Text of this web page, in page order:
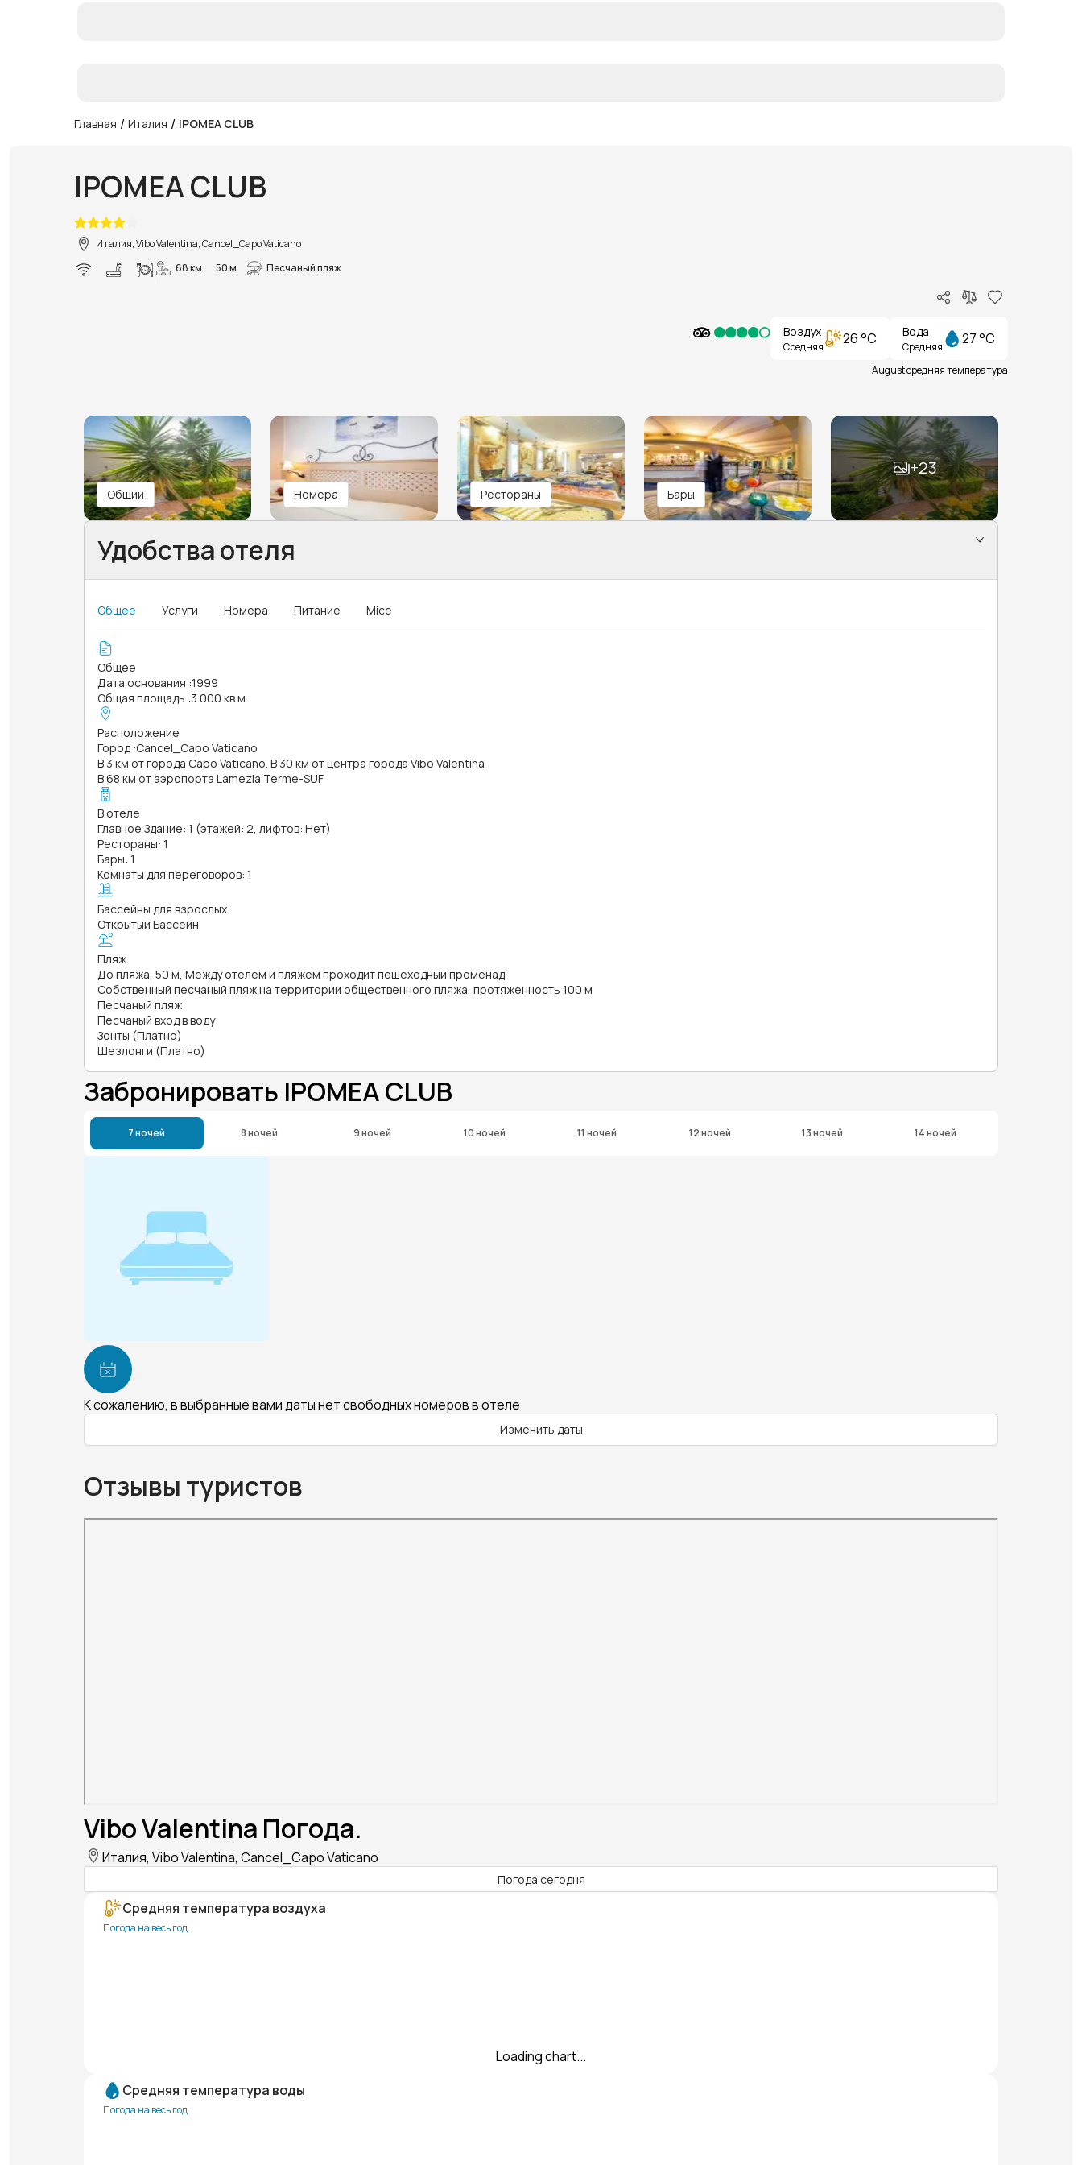
Главная / Италия / IPOMEA CLUB
IPOMEA CLUB
Италия, Vibo Valentina, Cancel_Capo Vaticano
68 км
50 м Песчаный пляж
Воздух
Средняя 26 °C Вода
Средняя 27 °C
August средняя температура
Общий Номера Рестораны Бары
+23
Удобства отеля
Общее Услуги Номера Питание Mice
Общее
Дата основания :1999
Общая площадь :3 000 кв.м.
Расположение
Город :Cancel_Capo Vaticano
В 3 км от города Capo Vaticano. В 30 км от центра города Vibo Valentina
В 68 км от аэропорта Lamezia Terme-SUF
В отеле
Главное Здание: 1 (этажей: 2, лифтов: Нет)
Рестораны: 1
Бары: 1
Комнаты для переговоров: 1
Бассейны для взрослых
Открытый Бассейн
Пляж
До пляжа, 50 м, Между отелем и пляжем проходит пешеходный променад
Собственный песчаный пляж на территории общественного пляжа, протяженность 100 м
Песчаный пляж
Песчаный вход в воду
Зонты (Платно)
Шезлонги (Платно)
Забронировать IPOMEA CLUB
7 ночей 8 ночей 9 ночей 10 ночей 11 ночей 12 ночей 13 ночей 14 ночей
К сожалению, в выбранные вами даты нет свободных номеров в отеле
Изменить даты
Отзывы туристов
Vibo Valentina Погода.
Италия, Vibo Valentina, Cancel_Capo Vaticano
Погода сегодня
Средняя температура воздуха
Погода на весь год
Loading chart...
Средняя температура воды
Погода на весь год